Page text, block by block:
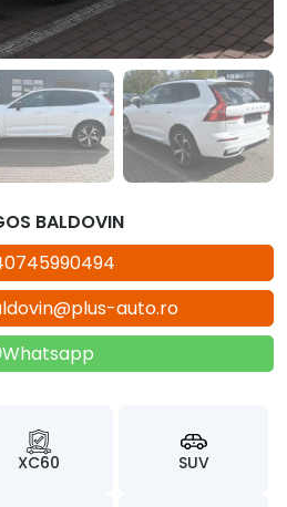
BALDOVIN
auto.ro
Whatsapp
XC60 SUV